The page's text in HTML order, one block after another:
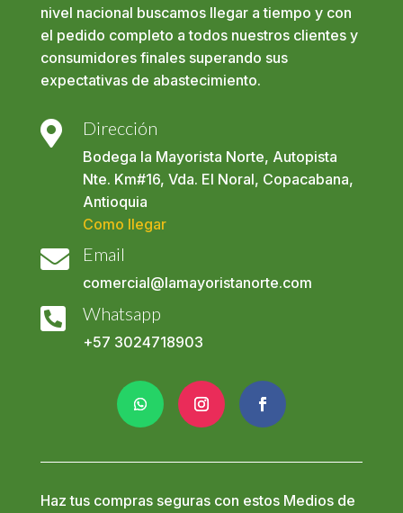
nivel nacional buscamos llegar a tiempo y con
el pedido completo a todos nuestros clientes y
consumidores finales superando sus
expectativas de abastecimiento.
 Dirección
Bodega la Mayorista Norte, Autopista
Nte. Km#16, Vda. El Noral, Copacabana,
Antioquia
Como llegar
 Email
comercial@lamayoristanorte.com
 Whatsapp
+57 3024718903
Haz tus compras seguras con estos Medios de